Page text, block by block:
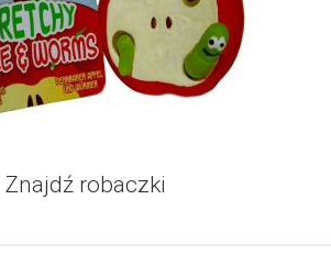
Znajdź robaczki